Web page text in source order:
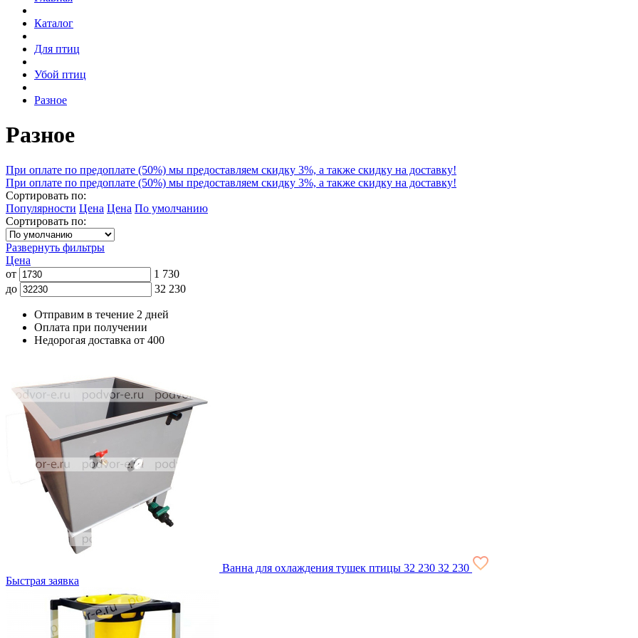
Каталог
Для птиц
Убой птиц
Разное
Разное
При оплате по предоплате (50%) мы предоставляем скидку 3%, а также скидку на доставку!
При оплате по предоплате (50%) мы предоставляем скидку 3%, а также скидку на доставку!
Сортировать по:
Популярности Цена Цена По умолчанию
Сортировать по:
Развернуть фильтры
Цена
от
1 730
до
32 230
Отправим в течение 2 дней
Оплата при получении
Недорогая доставка от 400
Ванна для охлаждения тушек птицы 32 230 32 230
Быстрая заявка